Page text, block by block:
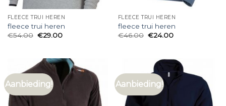
FLEECE TRUI HEREN
fleece trui heren
€54.00 €29.00
FLEECE TRUI HEREN
fleece trui heren
€46.00 €24.00
Aanbieding! Aanbieding!